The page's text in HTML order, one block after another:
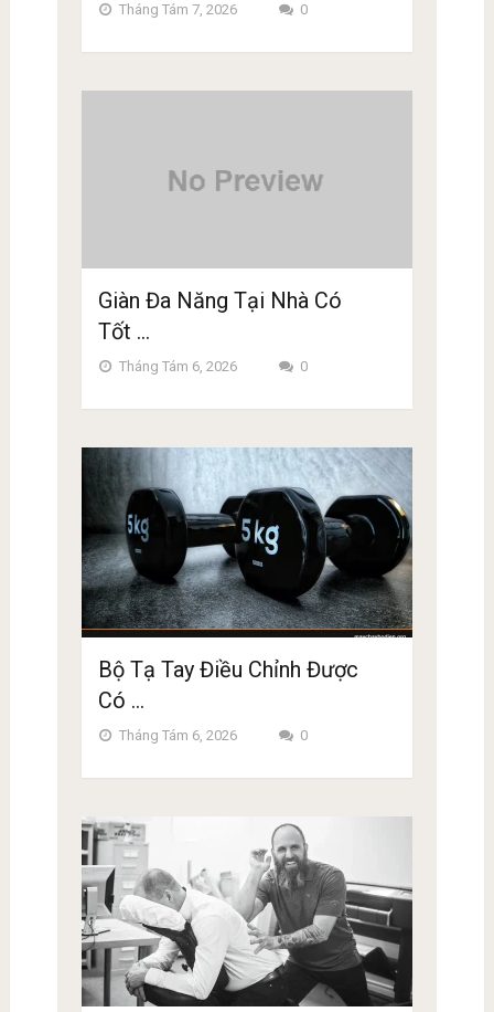
Tháng Tám 7, 2026 0
Giàn Đa Năng Tại Nhà Có
Tốt …
Tháng Tám 6, 2026 0
Bộ Tạ Tay Điều Chỉnh Được
Có …
Tháng Tám 6, 2026 0